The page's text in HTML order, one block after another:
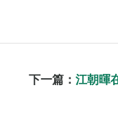
下一篇： 江朝暉